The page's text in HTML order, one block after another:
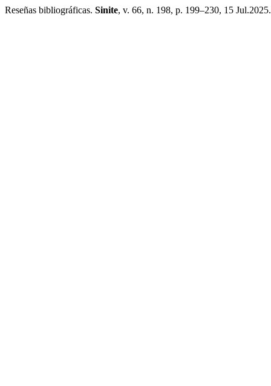
Reseñas bibliográficas. Sinite, v. 66, n. 198, p. 199–230, 15 Jul.2025.